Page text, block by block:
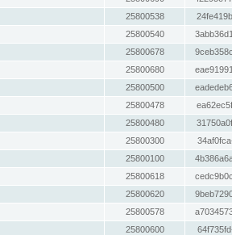
25800538
25800540
25800678
25800680
25800500
25800478
25800480
25800300
25800100
25800618
25800620
25800578
25800600